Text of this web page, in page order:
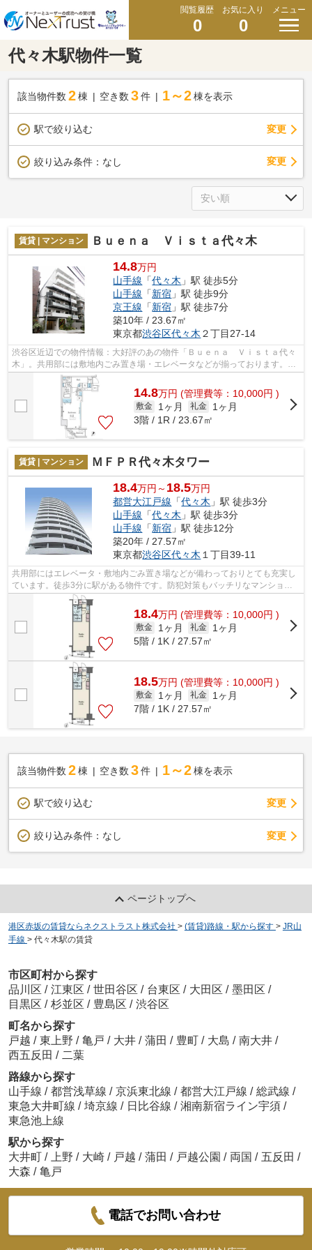
閲覧履歴
0
お気に入り
0
メニュー
代々木駅物件一覧
該当物件数 2棟 空き数 3 件 1～2 棟を表示
駅で絞り込む 変更
絞り込み条件： なし 変更
賃貸 | マンション Ｂｕｅｎａ Ｖｉｓｔａ代々木
14.8万円
山手線 「代々木 」駅 徒歩5分
山手線 「新宿 」駅 徒歩9分
京王線 「新宿 」駅 徒歩7分
築10年 / 23.67㎡
東京都渋谷区代々木 ２丁目27-14
渋谷区近辺での物件情報：大好評のあの物件「Ｂｕｅｎａ Ｖｉｓｔａ代々
木」。共用部には敷地内ごみ置き場・エレベータなどが揃っております。マ
ンションタイプのお部屋です。高ニー...
14.8万円 (管理費等：10,000円 )
敷金 1ヶ月 礼金
1ヶ月
3階 / 1R / 23.67㎡
賃貸 | マンション ＭＦＰＲ代々木タワー
18.4万円～ 18.5万円
都営大江戸線 「代々木 」駅 徒歩3分
山手線 「代々木 」駅 徒歩3分
山手線 「新宿 」駅 徒歩12分
築20年 / 27.57㎡
東京都渋谷区代々木 １丁目39-11
共用部にはエレベータ・敷地内ごみ置き場などが備わっておりとても充実し
ています。徒歩3分に駅がある物件です。防犯対策もバッチリなマンション
タイプの物件です。便利な暮らしをご希...
18.4万円 (管理費等：10,000円 )
敷金 1ヶ月 礼金
1ヶ月
5階 / 1K / 27.57㎡
18.5万円 (管理費等：10,000円 )
敷金 1ヶ月 礼金
1ヶ月
7階 / 1K / 27.57㎡
該当物件数 2棟 空き数 3 件 1～2 棟を表示
駅で絞り込む 変更
絞り込み条件： なし 変更
ページトップへ
港区赤坂の賃貸ならネクストラスト株式会社 > (賃貸)路線・駅から探す > JR山
手線 > 代々木駅の賃貸
市区町村から探す
品川区 / 江東区 / 世田谷区 / 台東区 / 大田区 / 墨田区 /
目黒区 / 杉並区 / 豊島区 / 渋谷区
町名から探す
戸越 / 東上野 / 亀戸 / 大井 / 蒲田 / 豊町 / 大島 / 南大井 /
西五反田 / 二葉
路線から探す
山手線 / 都営浅草線 / 京浜東北線 / 都営大江戸線 / 総武線 /
東急大井町線 / 埼京線 / 日比谷線 / 湘南新宿ライン宇須 /
東急池上線
駅から探す
大井町 / 上野 / 大崎 / 戸越 / 蒲田 / 戸越公園 / 両国 / 五反田 /
大森 / 亀戸
電話でお問い合わせ